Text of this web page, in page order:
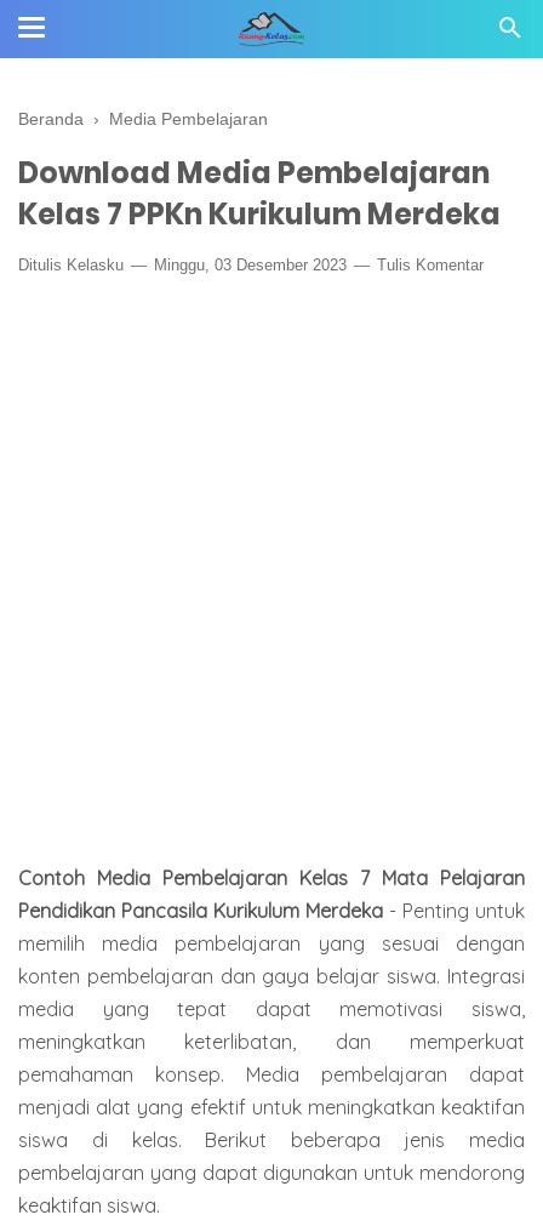
Beranda › Media Pembelajaran
Download Media Pembelajaran
Kelas 7 PPKn Kurikulum Merdeka
Ditulis Kelasku Minggu, 03 Desember 2023 Tulis Komentar
Contoh Media Pembelajaran Kelas 7 Mata Pelajaran
Pendidikan Pancasila Kurikulum Merdeka - Penting untuk
memilih media pembelajaran yang sesuai dengan
konten pembelajaran dan gaya belajar siswa. Integrasi
media yang tepat dapat memotivasi siswa,
meningkatkan keterlibatan, dan memperkuat
pemahaman konsep. Media pembelajaran dapat
menjadi alat yang efektif untuk meningkatkan keaktifan
siswa di kelas. Berikut beberapa jenis media
pembelajaran yang dapat digunakan untuk mendorong
keaktifan siswa.